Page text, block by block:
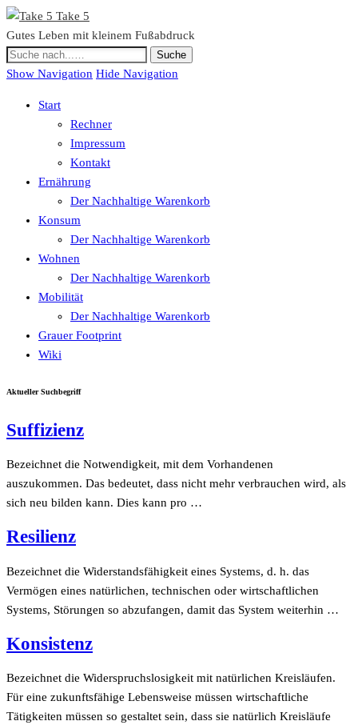
Take 5
Gutes Leben mit kleinem Fußabdruck
Show Navigation Hide Navigation
Start
Rechner
Impressum
Kontakt
Ernährung
Der Nachhaltige Warenkorb
Konsum
Der Nachhaltige Warenkorb
Wohnen
Der Nachhaltige Warenkorb
Mobilität
Der Nachhaltige Warenkorb
Grauer Footprint
Wiki
Aktueller Suchbegriff
Suffizienz
Bezeichnet die Notwendigkeit, mit dem Vorhandenen
auszukommen. Das bedeutet, dass nicht mehr verbrauchen wird, als
sich neu bilden kann. Dies kann pro …
Resilienz
Bezeichnet die Widerstandsfähigkeit eines Systems, d. h. das
Vermögen eines natürlichen, technischen oder wirtschaftlichen
Systems, Störungen so abzufangen, damit das System weiterhin …
Konsistenz
Bezeichnet die Widerspruchslosigkeit mit natürlichen Kreisläufen.
Für eine zukunftsfähige Lebensweise müssen wirtschaftliche
Tätigkeiten müssen so gestaltet sein, dass sie natürlich Kreisläufe